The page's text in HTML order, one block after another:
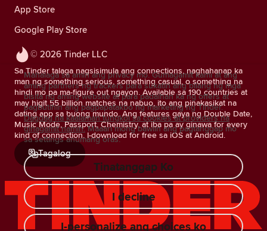
© 2026 Tinder LLC
Sa Tinder talaga nagsisimula ang connections, naghahanap ka
man ng something serious, something casual, o something na
hindi mo pa ma-figure out ngayon. Available sa 190 countries at
may higit 55 billion matches na nabuo, ito ang pinakasikat na
dating app sa buong mundo. Ang features gaya ng Double Date,
Music Mode, Passport, Chemistry, at iba pa ay ginawa for every
kind of connection. I-download for free sa iOS at Android.
Tagalog
App Store
Google Play Store
Mahalaga sa amin ang privacy mo. Gumagamit kami at ang
aming partners ng trackers para sukatin ang bilang ng mga
bisita ng aming website at para padalhan ka ng offers at
pagbutihin ang pagpapatakbo ng marketing ng Tinder.
Dagdag na kaalaman tungkol sa cookies at providers na
ginagamit namin. Maaari mong bawiin ang pagtanggap mo
sa settings anumang oras.
Tinatanggap Ko
I decline
I-personalize ang choices ko